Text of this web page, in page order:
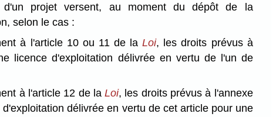
d'un projet versent, au moment du dépôt de la
selon le cas :
à l'article 10 ou 11 de laLoi, les droits prévus à
licence d'exploitation délivrée en vertu de l'un de
à l'article 12 de laLoi, les droits prévus à l'annexe
délivrée en vertu de cet article pour une